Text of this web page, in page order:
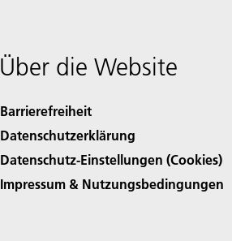
Über die Website
Barrierefreiheit
Datenschutzerklärung
Datenschutz-Einstellungen (Cookies)
Impressum & Nutzungsbedingungen